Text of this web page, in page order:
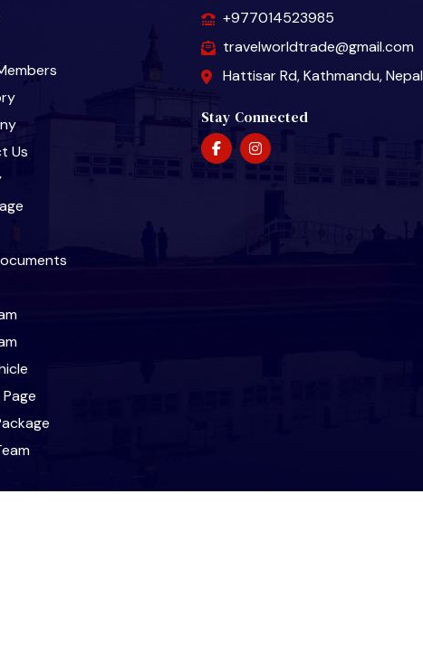
Us
+977014523985
travelworldtrade@gmail.com
Hattisar Rd, Kathmandu, Nepal
Stay Connected